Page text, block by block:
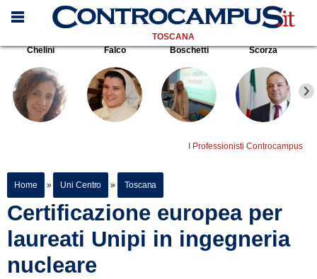
TOSCANA
Chelini
Falco Boschetti Scorza
I Professionisti Controcampus
Home » Uni Centro » Toscana
Certificazione europea per
laureati Unipi in ingegneria
nucleare